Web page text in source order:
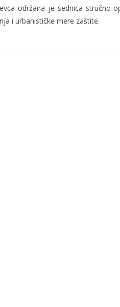
održana je sednica stručno-
i urbanističke mere zaštite.